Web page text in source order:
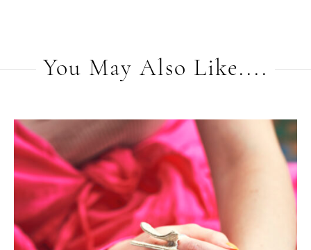
You May Also Like....